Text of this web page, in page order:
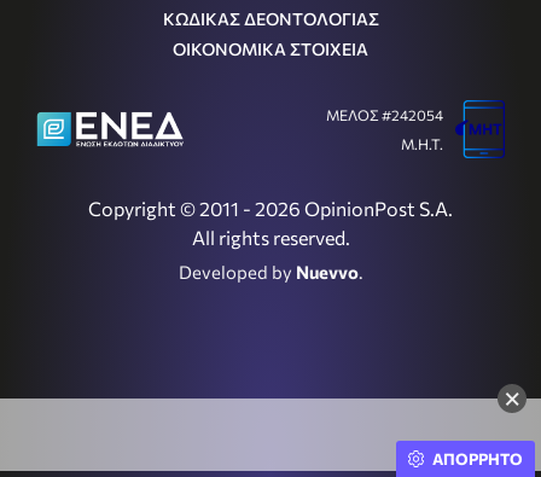
×
ΚΩΔΙΚΑΣ ΔΕΟΝΤΟΛΟΓΙΑΣ
ΟΙΚΟΝΟΜΙΚΑ ΣΤΟΙΧΕΙΑ
Copyright © 2011 - 2026 OpinionPost S.A.
All rights reserved.
Developed by Nuevvo.
ΜΕΛΟΣ #242054
Μ.Η.Τ.
ΑΠΟΡΡΗΤΟ